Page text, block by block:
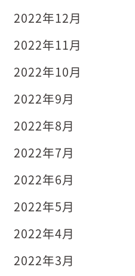
2022年12月
2022年11月
2022年10月
2022年9月
2022年8月
2022年7月
2022年6月
2022年5月
2022年4月
2022年3月